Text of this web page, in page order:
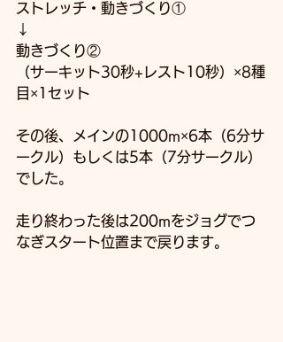
ストレッチ・動きづくり①
↓
動きづくり②
（サーキット30秒+レスト10秒）×8種
目×1セット
その後、メインの1000m×6本（6分サ
ークル）もしくは5本（7分サークル）
でした。
走り終わった後は200mをジョグでつ
なぎスタート位置まで戻ります。